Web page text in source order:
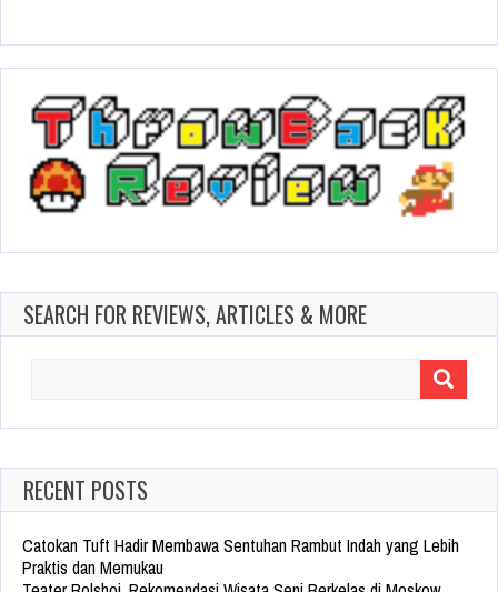
SEARCH FOR REVIEWS, ARTICLES & MORE
RECENT POSTS
Catokan Tuft Hadir Membawa Sentuhan Rambut Indah yang Lebih
Praktis dan Memukau